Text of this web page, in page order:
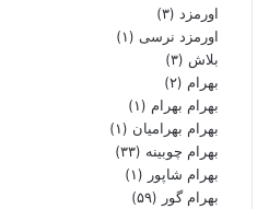
اورمزد (۳)
اورمزد نرسى‏ (۱)
بلاش (۳)
بهرام (۲)
بهرام بهرام (۱)
بهرام بهرامیان‏ (۱)
بهرام چوبینه (۳۳)
بهرام شاپور (۱)
بهرام گور (۵۹)